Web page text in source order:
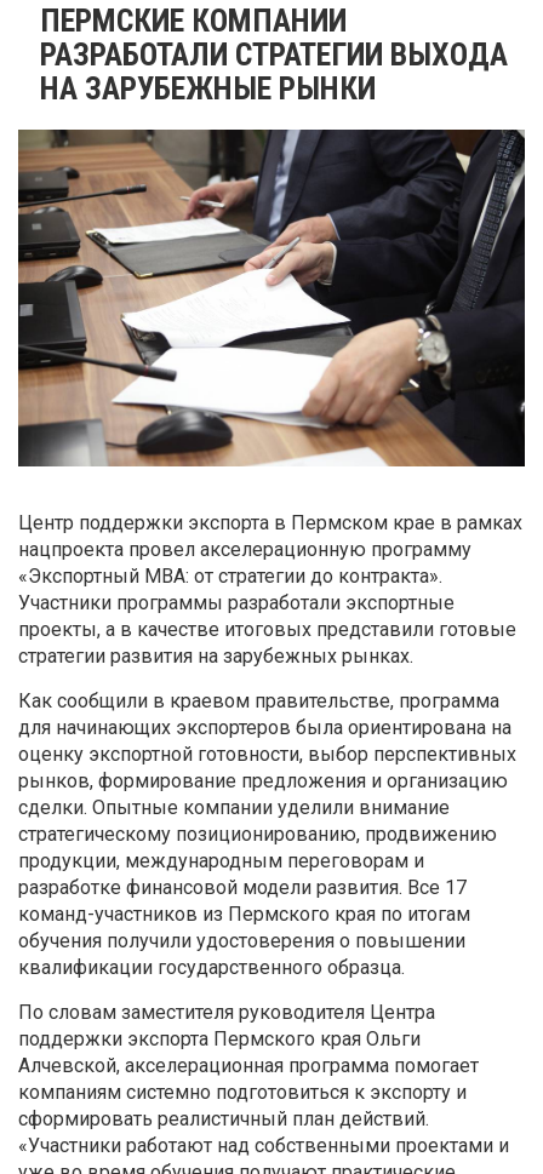
​ПЕРМСКИЕ КОМПАНИИ
РАЗРАБОТАЛИ СТРАТЕГИИ ВЫХОДА
НА ЗАРУБЕЖНЫЕ РЫНКИ
Центр поддержки экспорта в Пермском крае в рамках
нацпроекта провел акселерационную программу
«Экспортный MBA: от стратегии до контракта».
Участники программы разработали экспортные
проекты, а в качестве итоговых представили готовые
стратегии развития на зарубежных рынках.
Как сообщили в краевом правительстве, программа
для начинающих экспортеров была ориентирована на
оценку экспортной готовности, выбор перспективных
рынков, формирование предложения и организацию
сделки. Опытные компании уделили внимание
стратегическому позиционированию, продвижению
продукции, международным переговорам и
разработке финансовой модели развития. Все 17
команд-участников из Пермского края по итогам
обучения получили удостоверения о повышении
квалификации государственного образца.
По словам заместителя руководителя Центра
поддержки экспорта Пермского края Ольги
Алчевской, акселерационная программа помогает
компаниям системно подготовиться к экспорту и
сформировать реалистичный план действий.
«Участники работают над собственными проектами и